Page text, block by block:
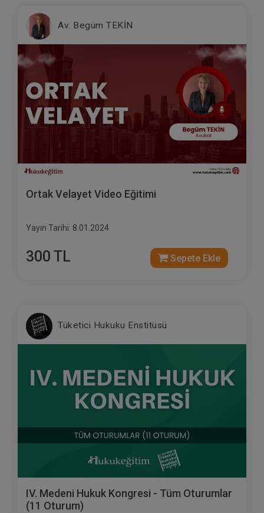
Av. Begüm TEKİN
Ortak Velayet Video Eğitimi
Yayın Tarihi: 8.01.2024
300 TL Sepete Ekle
Tüketici Hukuku Enstitüsü
IV. Medeni Hukuk Kongresi - Tüm Oturumlar
(11 Oturum)